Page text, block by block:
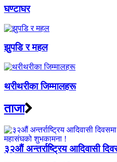
घण्टाघर
झुपडि र महल
थरीथरीका जिम्मालहरू
ताजा
३२औं अन्तर्राष्ट्रिय आदिवासी